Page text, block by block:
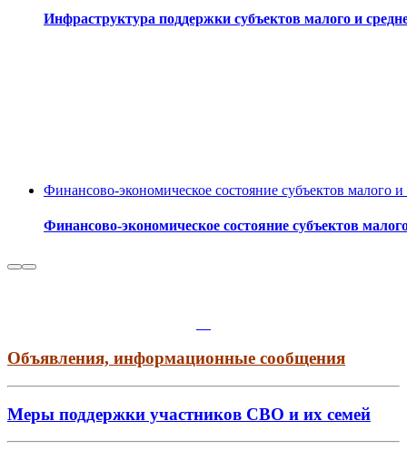
Инфраструктура поддержки субъектов малого и
Финансово-экономическое состояние субъектов малого
Финансово-экономическое состояние субъектов
Объявления, информационные сообщения
Меры поддержки участников СВО и их семей